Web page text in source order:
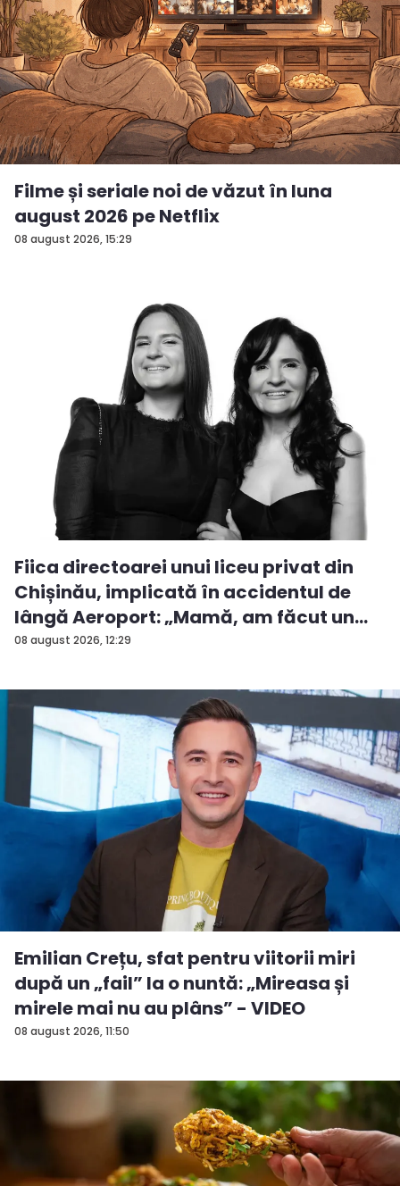
08 august 2026, 15:29
Filme și seriale noi de văzut în luna
august 2026 pe Netflix
08 august 2026, 12:29
Fiica directoarei unui liceu privat din
Chișinău, implicată în accidentul de
lângă Aeroport: „Mamă, am făcut un
ac...
08 august 2026, 11:50
Emilian Crețu, sfat pentru viitorii miri
după un „fail” la o nuntă: „Mireasa și
mirele mai nu au plâns” - VIDEO